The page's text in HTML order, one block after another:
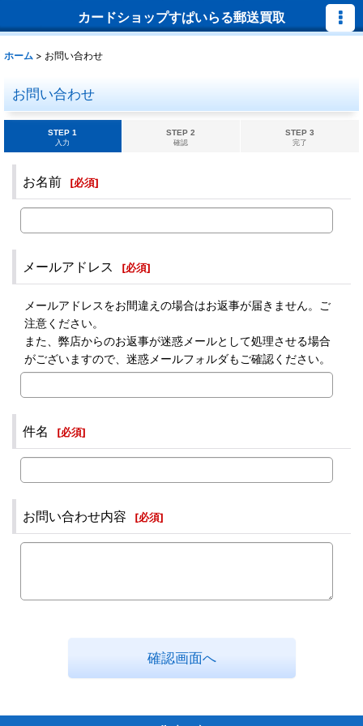
カードショップすぱいらる郵送買取
ホーム > お問い合わせ
お問い合わせ
STEP 1
入力
STEP 2
確認
STEP 3
完了
お名前 [必須]
メールアドレス [必須]
メールアドレスをお間違えの場合はお返事が届きません。ご
注意ください。
また、弊店からのお返事が迷惑メールとして処理させる場合
がございますので、迷惑メールフォルダもご確認ください。
件名 [必須]
お問い合わせ内容 [必須]
確認画面へ